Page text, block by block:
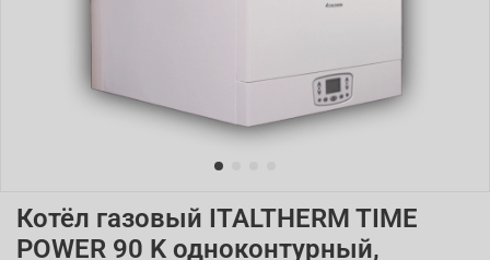
Котёл газовый ITALTHERM TIME
POWER 90 K одноконтурный,